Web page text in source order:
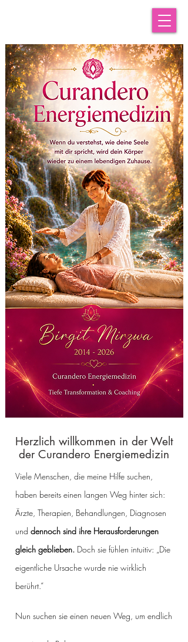
Herzlich willkommen in der Welt
der Curandero Energiemedizin
Viele Menschen, die meine Hilfe suchen,
haben bereits einen langen Weg hinter sich:
Ärzte, Therapien, Behandlungen, Diagnosen
und dennoch sind ihre Herausforderungen
gleich geblieben. Doch sie fühlen intuitiv: „Die
eigentliche Ursache wurde nie wirklich
berührt.“
Nun suchen sie einen neuen Weg, um endlich